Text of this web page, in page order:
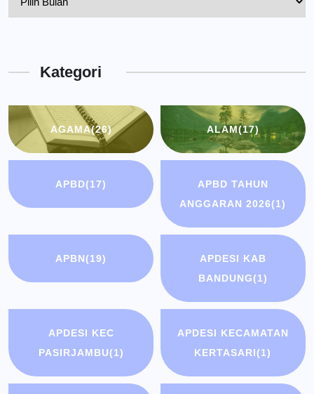
BandungKategori
AGAMA(26) ALAM(17)
APBD(17)
APBD TAHUN
ANGGARAN 2026(1)
APBN(19)
APDESI KAB
BANDUNG(1)
APDESI KEC
PASIRJAMBU(1)
APDESI KECAMATAN
KERTASARI(1)